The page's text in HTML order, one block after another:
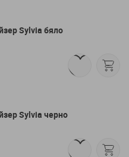
Sylvia бяло
Sylvia черно